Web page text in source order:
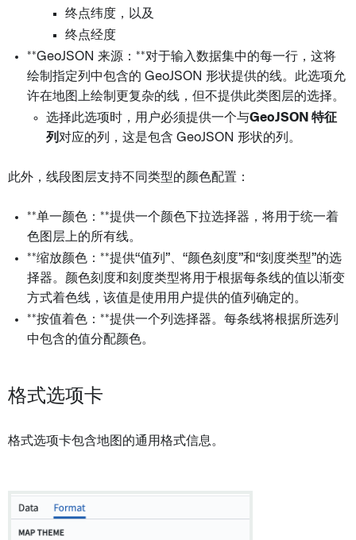
终点纬度，以及
终点经度
**GeoJSON 来源：**对于输入数据集中的每一行，这将
绘制指定列中包含的 GeoJSON 形状提供的线。此选项允
许在地图上绘制更复杂的线，但不提供此类图层的选择。
选择此选项时，用户必须提供一个与GeoJSON 特征
列对应的列，这是包含 GeoJSON 形状的列。
此外，线段图层支持不同类型的颜色配置：
**单一颜色：**提供一个颜色下拉选择器，将用于统一着
色图层上的所有线。
**缩放颜色：**提供“值列”、“颜色刻度”和“刻度类型”的选
择器。颜色刻度和刻度类型将用于根据每条线的值以渐变
方式着色线，该值是使用用户提供的值列确定的。
**按值着色：**提供一个列选择器。每条线将根据所选列
中包含的值分配颜色。
格式选项卡
格式选项卡包含地图的通用格式信息。